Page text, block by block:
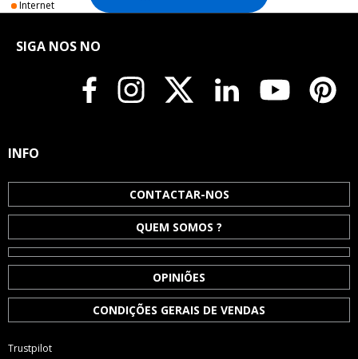
Internet
SIGA NOS NO
INFO
CONTACTAR-NOS
QUEM SOMOS ?
OPINIÕES
CONDIÇÕES GERAIS DE VENDAS
Trustpilot